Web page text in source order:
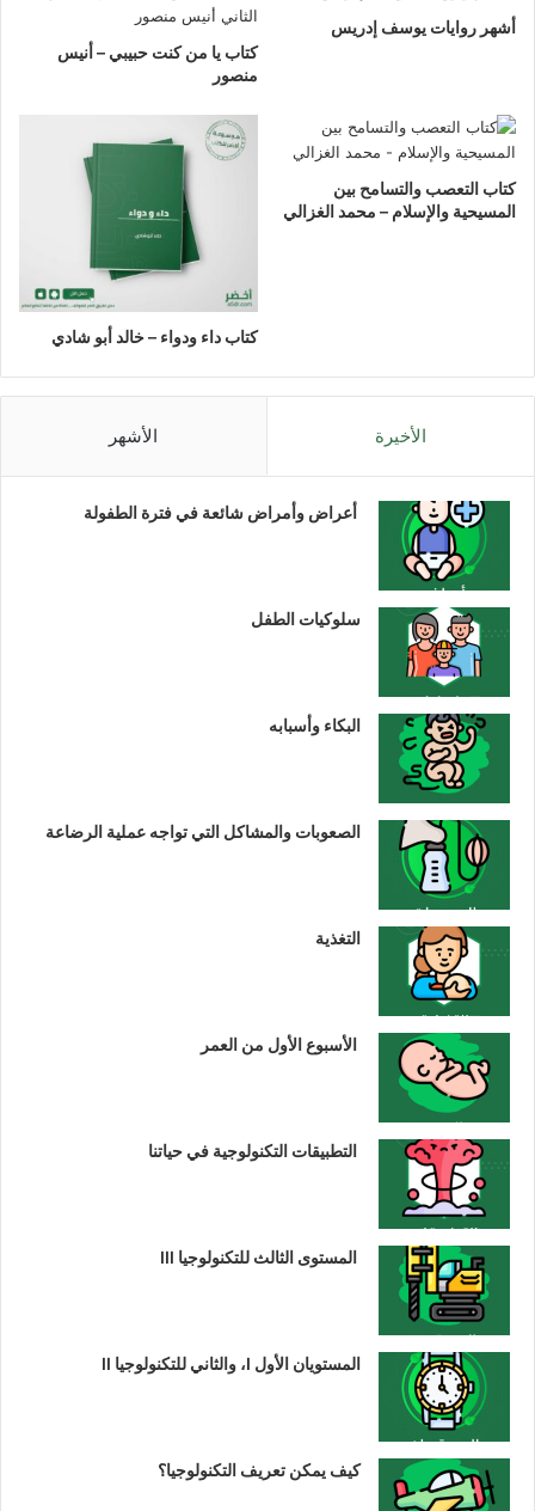
أشهر روايات يوسف إدريس
كتاب يا من كنت حبيبي – أنيس
منصور
كتاب التعصب والتسامح بين
المسيحية والإسلام – محمد الغزالي
كتاب داء ودواء – خالد أبو شادي
الأخيرة الأشهر
أعراض وأمراض شائعة في فترة الطفولة
سلوكيات الطفل
البكاء وأسبابه
الصعوبات والمشاكل التي تواجه عملية الرضاعة
التغذية
الأسبوع الأول من العمر
التطبيقات التكنولوجية في حياتنا
المستوى الثالث للتكنولوجيا III
المستويان الأول I، والثاني للتكنولوجيا II
كيف يمكن تعريف التكنولوجيا؟